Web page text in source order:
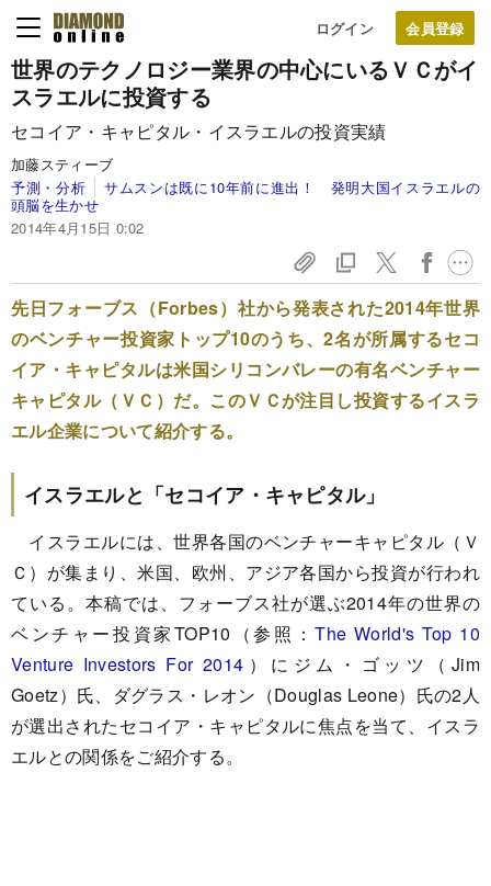
ログイン
世界のテクノロジー業界の中心にいるＶＣがイ
スラエルに投資する
セコイア・キャピタル・イスラエルの投資実績
加藤スティーブ
予測・分析
サムスンは既に10年前に進出！ 発明大国イスラエルの
頭脳を生かせ
2014年4月15日 0:02
先日フォーブス（Forbes）社から発表された2014年世界
のベンチャー投資家トップ10のうち、2名が所属するセコ
イア・キャピタルは米国シリコンバレーの有名ベンチャー
キャピタル（ＶＣ）だ。このＶＣが注目し投資するイスラ
エル企業について紹介する。
イスラエルと「セコイア・キャピタル」
イスラエルには、世界各国のベンチャーキャピタル（Ｖ
Ｃ）が集まり、米国、欧州、アジア各国から投資が行われ
ている。本稿では、フォーブス社が選ぶ2014年の世界の
ベンチャー投資家TOP10（参照：The World's Top 10
Venture Investors For 2014 ）にジム・ゴッツ（Jim
Goetz）氏、ダグラス・レオン（Douglas Leone）氏の2人
が選出されたセコイア・キャピタルに焦点を当て、イスラ
エルとの関係をご紹介する。